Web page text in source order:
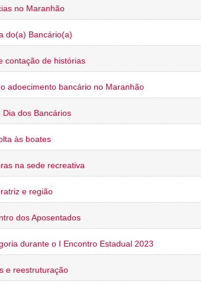
no Maranhão
do(a) Bancário(a)
contação de histórias
adoecimento bancário no Maranhão
dos Bancários
às boates
na sede recreativa
e região
dos Aposentados
durante o I Encontro Estadual 2023
e reestruturação